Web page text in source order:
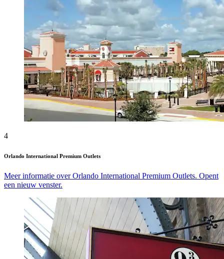
4
Orlando International Premium Outlets
Meer informatie over Orlando International Premium Outlets. Opent
een nieuw venster.